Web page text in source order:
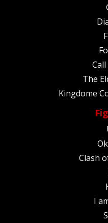
The
Kingdome
Clash
I